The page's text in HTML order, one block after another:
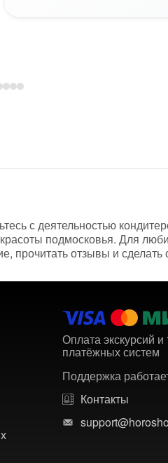
с деятельностью
подмосковья. Для
прочитать отзывы и
Оплата экскурсий
платёжных систем
Поддержка
Контакты